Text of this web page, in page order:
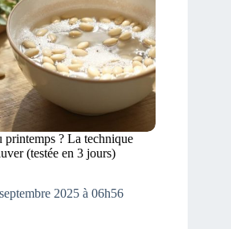
printemps ? La technique
(testée en 3 jours)
2025 à 06h56